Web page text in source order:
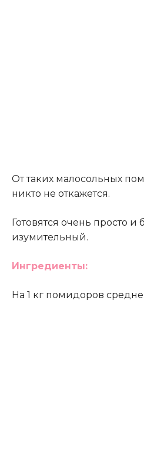
От таких малосольных
никто не откажется.
Готовятся очень просто и
изумительный.
Ингредиенты:
На 1 кг помидоров